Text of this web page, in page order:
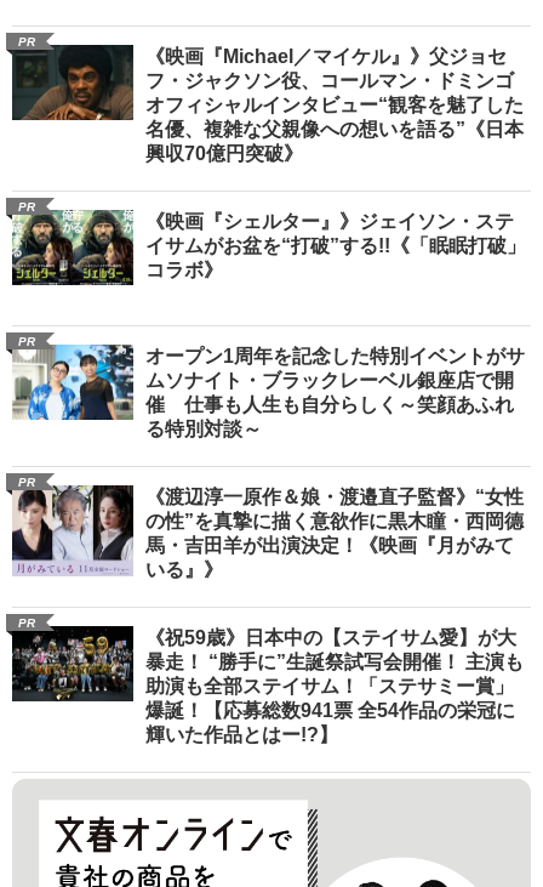
PR
《映画『Michael／マイケル』》父ジョセ
フ・ジャクソン役、コールマン・ドミンゴ
オフィシャルインタビュー“観客を魅了した
名優、複雑な父親像への想いを語る”《日本
興収70億円突破》
PR
《映画『シェルター』》ジェイソン・ステ
イサムがお盆を“打破”する!!《「眠眠打破」
コラボ》
PR
オープン1周年を記念した特別イベントがサ
ムソナイト・ブラックレーベル銀座店で開
催 仕事も人生も自分らしく～笑顔あふれ
る特別対談～
PR
《渡辺淳一原作＆娘・渡邉直子監督》“女性
の性”を真摯に描く意欲作に黒木瞳・西岡德
馬・吉田羊が出演決定！《映画『月がみて
いる』》
PR
《祝59歳》日本中の【ステイサム愛】が大
暴走！ “勝手に”生誕祭試写会開催！ 主演も
助演も全部ステイサム！「ステサミー賞」
爆誕！【応募総数941票 全54作品の栄冠に
輝いた作品とはー!?】